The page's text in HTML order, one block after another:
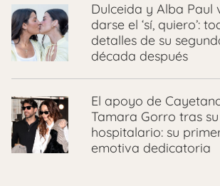
Dulceida y Alba Paul
darse el ‘sí, quiero’:
detalles de su
década después
El apoyo de
Tamara Gorro tras
hospitalario: su
emotiva dedicatoria